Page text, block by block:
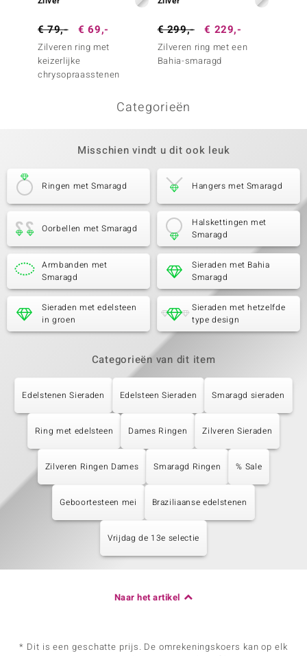
€ 79,- € 69,-
Zilveren ring met
keizerlijke
chrysopraasstenen
€ 299,- € 229,-
Zilveren ring met een
Bahia-smaragd
Categorieën
Misschien vindt u dit ook leuk
Ringen met Smaragd Hangers met Smaragd
Oorbellen met Smaragd
Halskettingen met
Smaragd
Armbanden met
Smaragd
Sieraden met Bahia
Smaragd
Sieraden met edelsteen
in groen
Sieraden met hetzelfde
type design
Categorieën van dit item
Edelstenen Sieraden Edelsteen Sieraden Smaragd sieraden
Ring met edelsteen Dames Ringen Zilveren Sieraden
Zilveren Ringen Dames Smaragd Ringen % Sale
Geboortesteen mei Braziliaanse edelstenen
Vrijdag de 13e selectie
Naar het artikel
* Dit is een geschatte prijs. De omrekeningskoers kan op elk